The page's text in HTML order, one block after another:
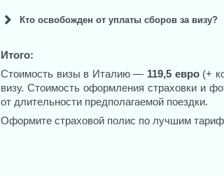
Кто освобожден от уплаты сборов за визу?
с детей до 6 лет;
с инвалидов любой группы и с
с близких родственников
с членов официальных делегаций;
Итого:
Стоимость визы в Италию — 119,5 евро (+
визу. Стоимость оформления страховки и
от длительности предполагаемой поездки.
Оформите страховой полис по лучшим